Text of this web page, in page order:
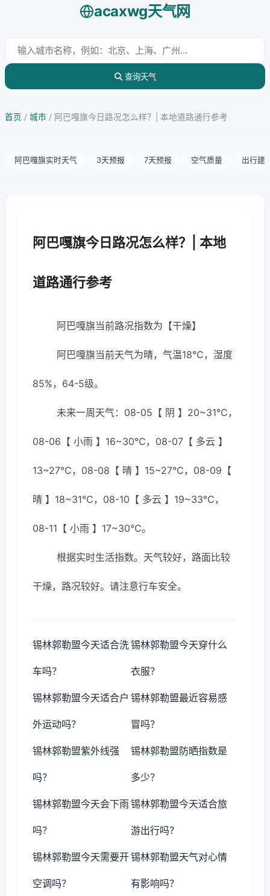
acaxwg天气网
查询天气
首页 / 城市 / 阿巴嘎旗今日路况怎么样？| 本地道路通行参考
阿巴嘎旗实时天气 3天预报 7天预报 空气质量 出行建
阿巴嘎旗今日路况怎么样？| 本地
道路通行参考
阿巴嘎旗当前路况指数为【干燥】
阿巴嘎旗当前天气为晴，气温18℃，湿度
85%，64-5级。
未来一周天气：08-05【 阴 】20~31℃，
08-06【 小雨 】16~30℃，08-07【 多云 】
13~27℃，08-08【 晴 】15~27℃，08-09【
晴 】18~31℃，08-10【 多云 】19~33℃，
08-11【 小雨 】17~30℃。
根据实时生活指数。天气较好，路面比较
干燥，路况较好。请注意行车安全。
锡林郭勒盟今天适合洗
车吗？
锡林郭勒盟今天穿什么
衣服？
锡林郭勒盟今天适合户
外运动吗？
锡林郭勒盟最近容易感
冒吗？
锡林郭勒盟紫外线强
吗？
锡林郭勒盟防晒指数是
多少？
锡林郭勒盟今天会下雨
吗？
锡林郭勒盟今天适合旅
游出行吗？
锡林郭勒盟今天需要开
空调吗？
锡林郭勒盟天气对心情
有影响吗？